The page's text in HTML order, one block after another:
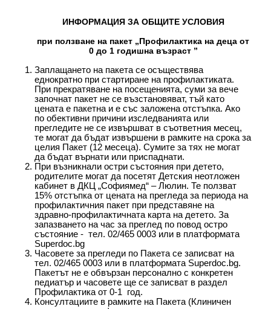
ИНФОРМАЦИЯ ЗА ОБЩИТЕ УСЛОВИЯ
при ползване на пакет „Профилактика на деца от
0 до 1 годишна възраст”
Заплащането на пакета се осъществява
еднократно при стартиране на профилактиката.
При прекратяване на посещенията, суми за вече
започнат пакет не се възстановяват, тъй като
цената е пакетна и е със заложена отстъпка. Ако
по обективни причини изследванията или
прегледите не се извършват в съответния месец,
те могат да бъдат извършени в рамките на срока за
целия Пакет (12 месеца). Сумите за тях не могат
да бъдат върнати или приспаднати.
При възникнали остри състояния при детето,
родителите могат да посетят Детския неотложен
кабинет в ДКЦ „Софиямед“ – Люлин. Те ползват
15% отстъпка от цената на прегледа за периода на
профилактичния пакет при представяне на
здравно-профилактичната карта на детето. За
запазването на час за преглед по повод остро
състояние - тел. 02/465 0003 или в платформата
Superdoc.bg
Часовете за прегледи по Пакета се записват на
тел. 02/465 0003 или в платформата Superdoc.bg.
Пакетът не е обвързан персонално с конкретен
педиатър и часовете ще се записват в раздел
Профилактика от 0-1 год.
Консултациите в рамките на Пакета (Клиничен